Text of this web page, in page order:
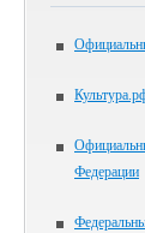
Федерации